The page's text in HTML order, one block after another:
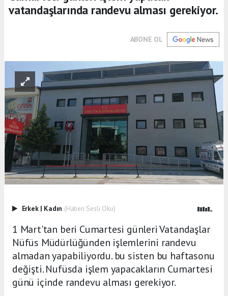
vatandaşlarında randevu alması gerekiyor.
ABONE OL
Erkek | Kadın (Haberi Sesli Oku)
1 Mart'tan beri Cumartesi günleri Vatandaşlar
Nüfüs Müdürlüğünden işlemlerini randevu
almadan yapabiliyordu. bu sisten bu haftasonu
değişti. Nufüsda işlem yapacakların Cumartesi
günü içinde randevu alması gerekiyor.